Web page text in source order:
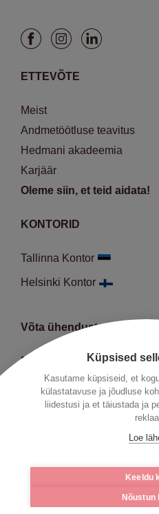
ETTEVÕTE
Meist
Andmetöötluse teavitus
Hedmani akadeemia
Karjäär
Oleme siin, et teid aidata!
KONTORID
Tallinna Kontor
Helsinki Kontor
Võta ühendust
E-R: 9:00-18:00
Telefon:+372 66 452 50
info@hedman.legal
Eesti Kaubandus-
EstBAN,
IBA&IBA
Küpsised
Kasutame küpsiseid, et
külastatavuse ja jõudluse
liidestusi ja et täiustada ja
Loe
Keeldu
Nõustun